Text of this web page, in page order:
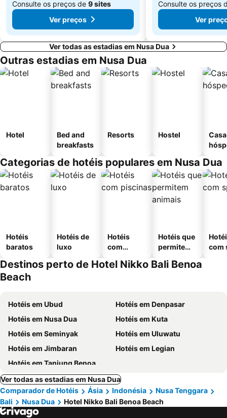
Consulte os preços de 9 sites
Ver preços
Consulte os preços
Ver
Ver todas as estadias em Nusa Dua
Outras estadias em Nusa Dua
Hotel
Bed and
breakfasts
Resorts Hostel
Categorias de hotéis populares em Nusa Dua
Hotéis
baratos
Hotéis de
luxo
Hotéis
com
Hotéis que
permitem
com
Destinos perto de Hotel Nikko Bali Benoa
Beach
Hotéis em Ubud
Hotéis em Denpasar
Hotéis em Nusa Dua
Hotéis em Kuta
Hotéis em Seminyak
Hotéis em Uluwatu
Hotéis em Jimbaran
Hotéis em Legian
Hotéis em Tanjung Benoa
Ver todas as estadias em Nusa Dua
Comparador de Hotéis
Ásia Indonésia
Nusa Tenggara
Bali
Nusa Dua Hotel Nikko Bali Benoa Beach